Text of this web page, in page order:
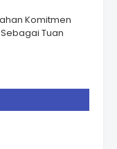
Komitmen
Tuan